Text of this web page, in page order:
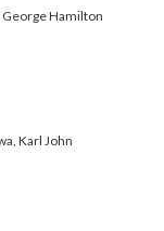
Hamilton
Karl John